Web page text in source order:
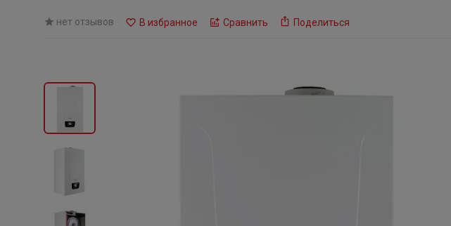
нет отзывов В избранное Сравнить Поделиться